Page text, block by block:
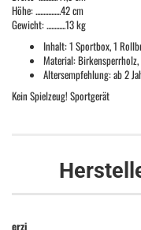
Höhe: ................42 cm
Gewicht: ............13 kg
Inhalt: 1 Sportbox, 1
Material:
Altersempfehlung: ab 2
Kein Spielzeug! Sportgerät
erzi